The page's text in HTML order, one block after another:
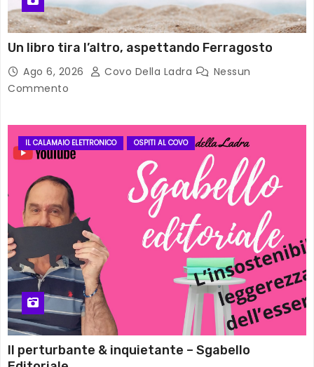
Un libro tira l’altro, aspettando Ferragosto
Ago 6, 2026 Covo Della Ladra
Nessun
Commento
IL CALAMAIO ELETTRONICO OSPITI AL COVO
Il perturbante & inquietante – Sgabello